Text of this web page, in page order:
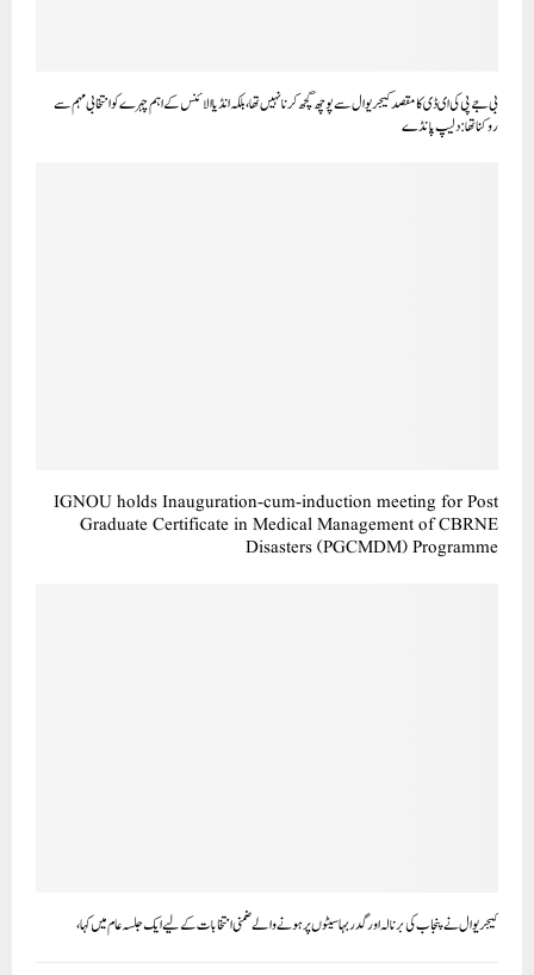
بی جے پی کی ای ڈی کا مقصد کیجریوال سے پوچھ گچھ کرنا نہیں تھا، بلکہ انڈیا الائنس کے اہم چہرے کو انتخابی مہم سے
روکنا تھا: دلیپ پانڈے
IGNOU holds Inauguration-cum-induction meeting for Post
Graduate Certificate in Medical Management of CBRNE
Disasters (PGCMDM) Programme
کیجریوال نے پنجاب کی برنالہ اور گدربہا سیٹوں پر ہونے والے ضمنی انتخابات کے لیے ایک جلسہ عام میں کہا،